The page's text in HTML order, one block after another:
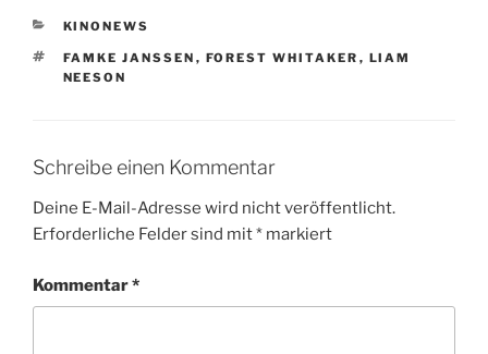
KATEGORIEN
KINONEWS
SCHLAGWÖRTER
FAMKE JANSSEN , FOREST WHITAKER , LIAM
NEESON
Schreibe einen Kommentar
Deine E-Mail-Adresse wird nicht veröffentlicht.
Erforderliche Felder sind mit* markiert
Kommentar*